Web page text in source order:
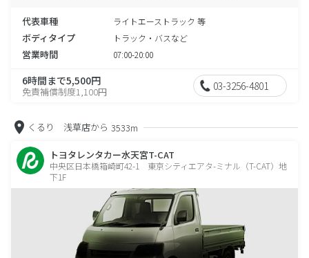
代表車種 ライトエーストラック 等
ボディタイプ トラック・バスなど
営業時間 07:00-20:00
6時間まで5,500円
免責補償制度1,100円 03-3256-4801
くるり 浅草店から 3533m
トヨタレンタカー水天宮T-CAT
中央区日本橋箱崎町42-1 東京シティエアタ-ミナル（T-CAT）地
下1F